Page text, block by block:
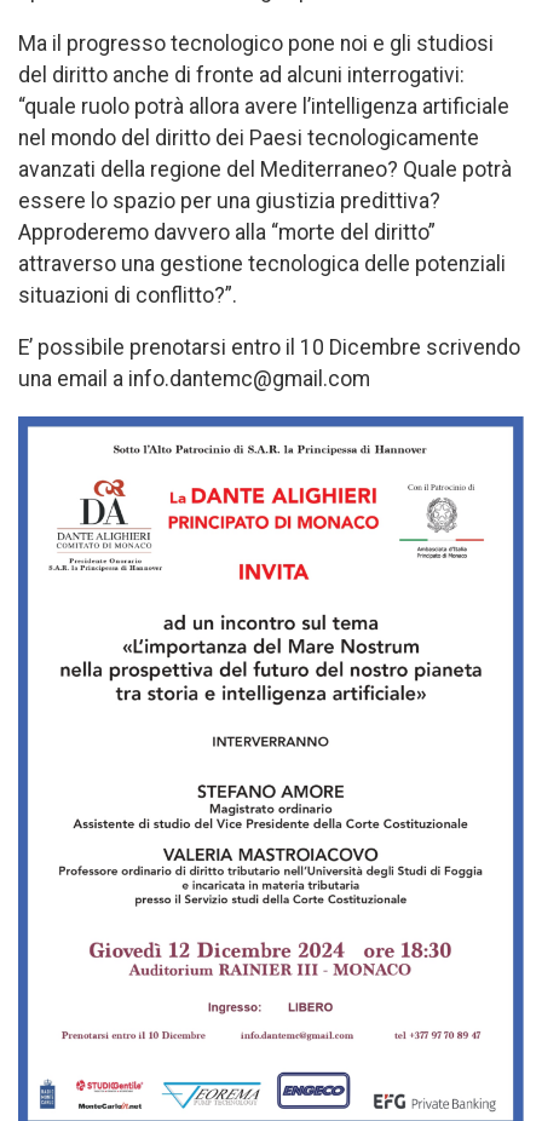
Ma il progresso tecnologico pone noi e gli studiosi
del diritto anche di fronte ad alcuni interrogativi:
“quale ruolo potrà allora avere l’intelligenza artificiale
nel mondo del diritto dei Paesi tecnologicamente
avanzati della regione del Mediterraneo? Quale potrà
essere lo spazio per una giustizia predittiva?
Approderemo davvero alla “morte del diritto”
attraverso una gestione tecnologica delle potenziali
situazioni di conflitto?”.
E’ possibile prenotarsi entro il 10 Dicembre scrivendo
una email a info.dantemc@gmail.com